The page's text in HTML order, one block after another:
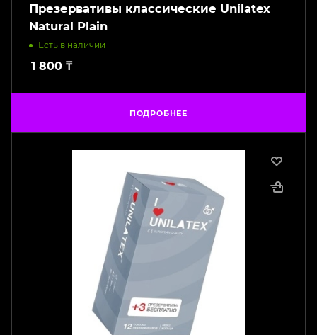
Презервативы классические Unilatex
Natural Plain
Есть в наличии
1 800 ₸
ПОДРОБНЕЕ